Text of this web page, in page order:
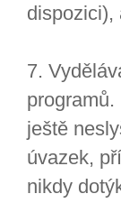
dispozici),
7.
ještě
úvazek,
nikdy